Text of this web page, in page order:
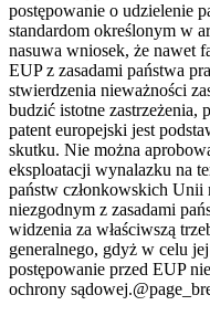
postępowanie o udzielenie
standardom określonym w
nasuwa wniosek, że nawet
EUP z zasadami państwa
stwierdzenia nieważności
budzić istotne zastrzeżenia,
patent europejski jest
skutku. Nie można
eksploatacji wynalazku na
państw członkowskich
niezgodnym z zasadami
widzenia za właściwszą
generalnego, gdyż w celu
postępowanie przed EUP
ochrony